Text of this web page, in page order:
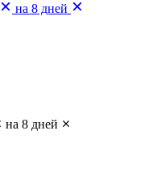
на 8 дней
на 8 дней